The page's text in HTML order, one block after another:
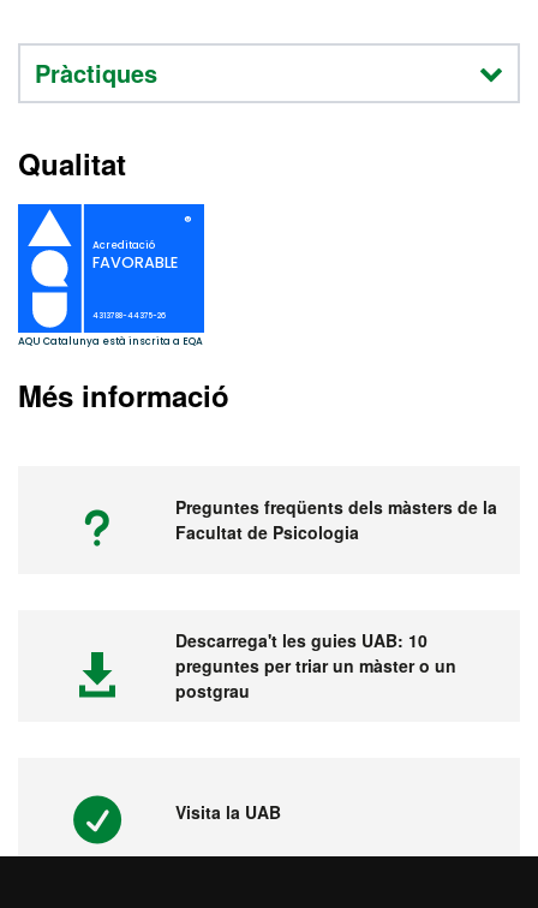
Pràctiques
Qualitat
Més informació
Preguntes freqüents dels màsters de la
Facultat de Psicologia
Descarrega't les guies UAB: 10
preguntes per triar un màster o un
postgrau
Visita la UAB